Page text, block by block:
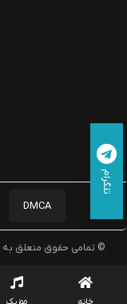
DMCA
© تمامی حقوق متعلق به
خانه موزیک
تلگرام